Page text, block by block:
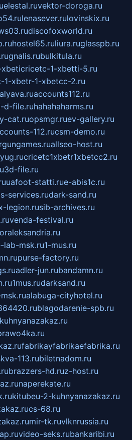
elestal.ruvektor-doroga.ru
lenasever.rulovinskix.ru
discofoxworld.ru
hostel65.ruliura.ruglasspb.ru
gnalis.rubulkitula.ru
xbeticricetc-1-xbetti-5.ru
1-xbetr-1-xbetcc-2.ru
accounts112.ru
d-file.ruhahahaharms.ru
cat.ruopsmgr.ruev-gallery.ru
112.rucsm-demo.ru
allseo-host.ru
cricetc1xbetr1xbetcc2.ru
3d-file.ru
uafoot-statti.rue-abis1c.ru
services.rudark-sand.ru
legion.rusib-archives.ru
venda-festival.ru
lab-msk.ru1-mus.ru
purse-factory.ru
adler-jun.rubandamn.ru
1mus.rudarksand.ru
alabuga-cityhotel.ru
blagodarenie-spb.ru
fabrikayfabrikaefabrika.ru
113.rubiletnadom.ru
brazzers-hd.ruz-host.ru
naperekate.ru
kitubeu-2-kuhnyanazakaz.ru
cs-68.ru
mir-tk.ruvlknrussia.ru
video-seks.rubankaribi.ru